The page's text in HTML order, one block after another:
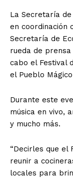
La Secretaría
en coordinación
Secretaría de
rueda de
cabo el Festival
el Pueblo
Durante este
música en vivo,
y mucho más.
“Decirles que el
reunir a
locales para